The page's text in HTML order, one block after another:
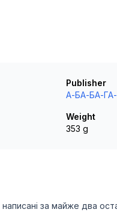
Publisher
А-БА-БА-
Weight
353 g
написані за майже два